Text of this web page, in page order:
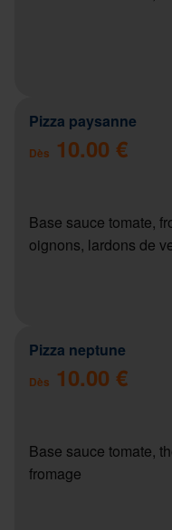
Pizza paysanne
Dès 10.00 €
Base sauce tomate,
oignons, lardons de
Pizza neptune
Dès 10.00 €
Base sauce tomate,
fromage